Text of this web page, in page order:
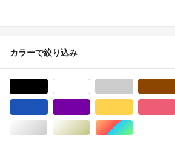
カラーで絞り込み
シルバー/銀色系ゴールド/金色系マルチカラー